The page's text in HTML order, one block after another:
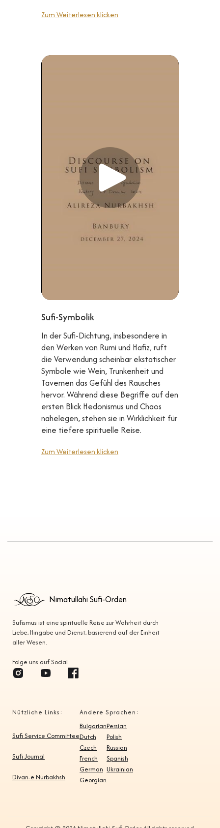
Zum Weiterlesen klicken
Sufi-Symbolik
In der Sufi-Dichtung, insbesondere in
den Werken von Rumi und Hafiz, ruft
die Verwendung scheinbar ekstatischer
Symbole wie Wein, Trunkenheit und
Tavernen das Gefühl des Rausches
hervor. Während diese Begriffe auf den
ersten Blick Hedonismus und Chaos
nahelegen, stehen sie in Wirklichkeit für
eine tiefere spirituelle Reise.
Zum Weiterlesen klicken
Nimatullahi Sufi-Orden
Sufismus ist eine spirituelle Reise zur Wahrheit durch
Liebe, Hingabe und Dienst, basierend auf der Einheit
aller Wesen.
Folge uns auf Social
Nützliche Links:
Sufi Service Committee
Sufi Journal
Divan-e Nurbakhsh
Andere Sprachen:
Bulgarian
Dutch
Czech
French
German
Georgian
Persian
Polish
Russian
Spanish
Ukrainian